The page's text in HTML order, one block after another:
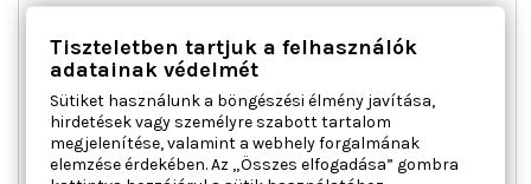
cikk/kiegészítő info : Villanymotorral, Működési mód :
elektromos, Tömeg [kg] : 1,294
Ár35 657 Ft
Normál
ár
79 237 Ft
 Kosárba Bővebben
Utolsó tételek a raktáron
Tiszteletben tartjuk a felhasználók
adatainak védelmét
Sütiket használunk a böngészési élmény javítása,
hirdetések vagy személyre szabott tartalom
megjelenítése, valamint a webhely forgalmának
elemzése érdekében. Az „Összes elfogadása” gombra